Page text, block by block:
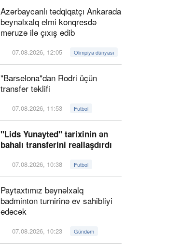
Azərbaycanlı tədqiqatçı Ankarada
beynəlxalq elmi konqresdə
məruzə ilə çıxış edib
07.08.2026, 12:05 Olimpiya dünyası
"Barselona"dan Rodri üçün
transfer təklifi
07.08.2026, 11:53 Futbol
"Lids Yunayted" tarixinin ən
bahalı transferini reallaşdırdı
07.08.2026, 10:38 Futbol
Paytaxtımız beynəlxalq
badminton turnirinə ev sahibliyi
edəcək
07.08.2026, 10:23 Gündəm